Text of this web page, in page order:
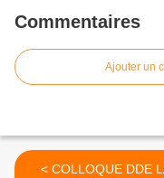
Commentaires
Ajouter un
< COLLOQUE DDE LA